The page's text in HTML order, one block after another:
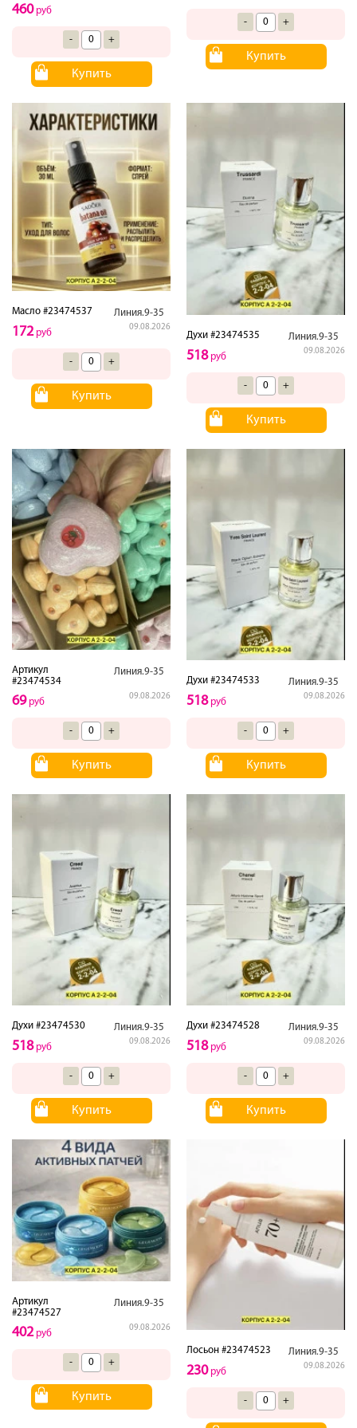
460руб
- +
Купить
- +
Купить
Масло #23474537 Линия.9-35
09.08.2026
172руб
- +
Купить
Духи #23474535 Линия.9-35
09.08.2026
518руб
- +
Купить
Артикул
#23474534
Линия.9-35
09.08.2026
69руб
- +
Купить
Духи #23474533 Линия.9-35
09.08.2026
518руб
- +
Купить
Духи #23474530 Линия.9-35
09.08.2026
518руб
- +
Купить
Духи #23474528 Линия.9-35
09.08.2026
518руб
- +
Купить
Артикул
#23474527
Линия.9-35
09.08.2026
402руб
- +
Купить
Лосьон #23474523 Линия.9-35
09.08.2026
230руб
- +